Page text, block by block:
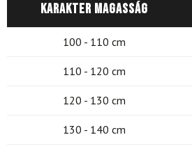
Karakter magasság
100 - 110 cm
110 - 120 cm
120 - 130 cm
130 - 140 cm